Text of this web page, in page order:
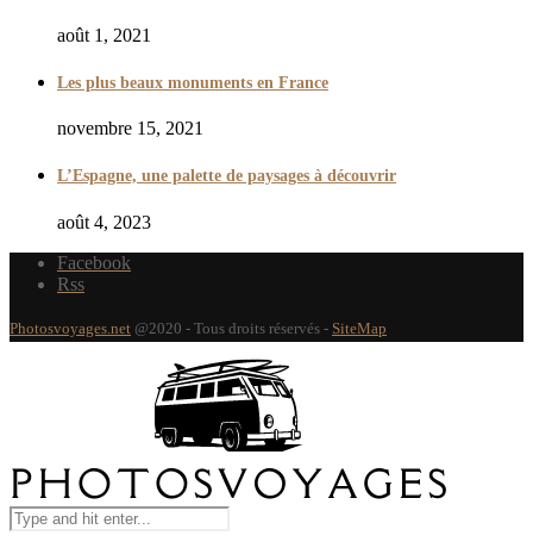
août 1, 2021
Les plus beaux monuments en France
novembre 15, 2021
L’Espagne, une palette de paysages à découvrir
août 4, 2023
Facebook
Rss
Photosvoyages.net @2020 - Tous droits réservés - SiteMap